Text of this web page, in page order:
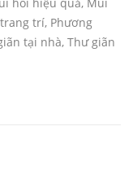
trí, Phương
tại nhà, Thư giãn